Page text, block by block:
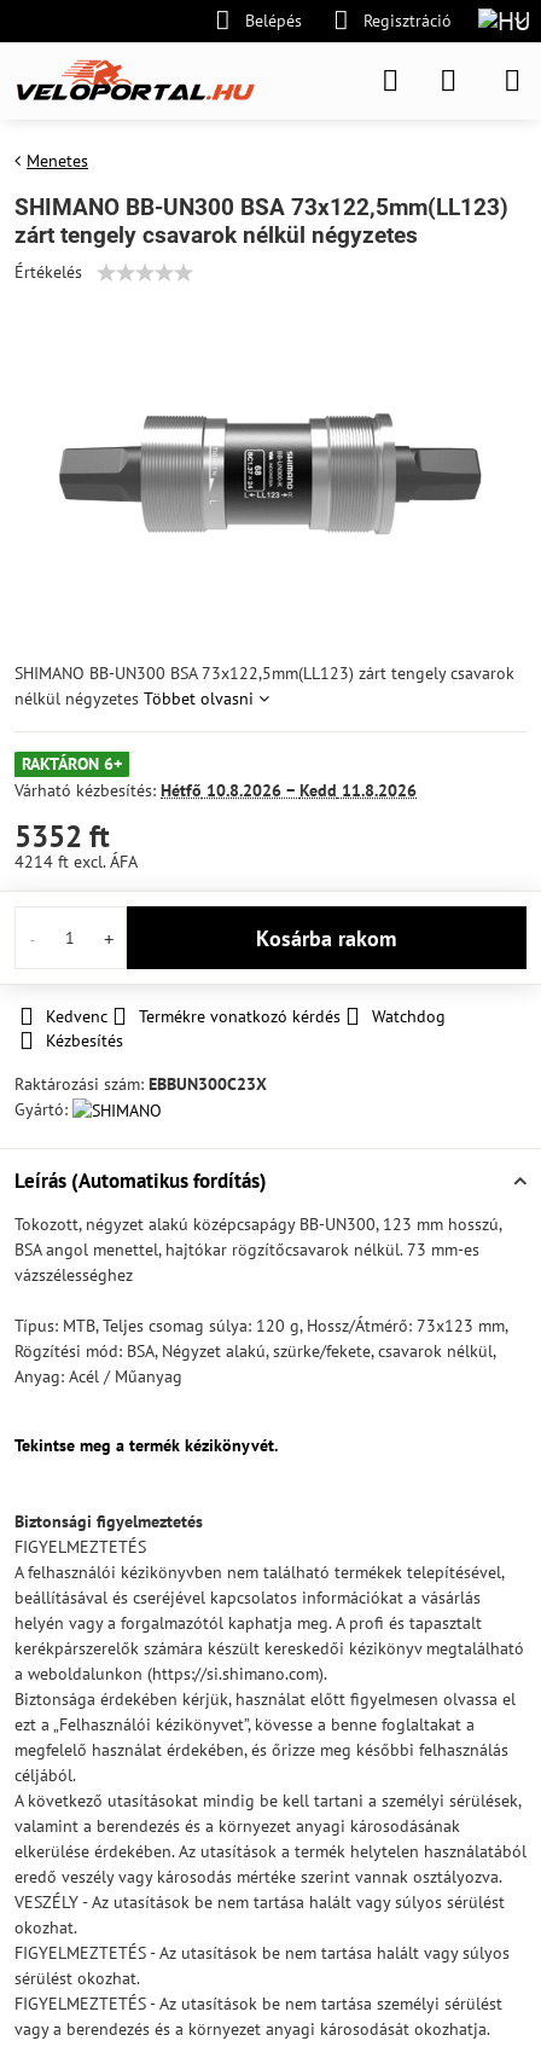
Belépés Regisztráció
Menetes
SHIMANO BB-UN300 BSA 73x122,5mm(LL123)
zárt tengely csavarok nélkül négyzetes
Értékelés
SHIMANO BB-UN300 BSA 73x122,5mm(LL123) zárt tengely csavarok
nélkül négyzetes Többet olvasni
RAKTÁRON 6+
Várható kézbesítés: Hétfő 10.8.2026 − Kedd 11.8.2026
5352 ft
4214 ft excl. ÁFA
Kosárba rakom
Kedvenc Termékre vonatkozó kérdés
Watchdog
Kézbesítés
Raktározási szám: EBBUN300C23X
Gyártó:
Leírás (Automatikus fordítás)
Tokozott, négyzet alakú középcsapágy BB-UN300, 123 mm hosszú,
BSA angol menettel, hajtókar rögzítőcsavarok nélkül. 73 mm-es
vázszélességhez
Típus: MTB, Teljes csomag súlya: 120 g, Hossz/Átmérő: 73x123 mm,
Rögzítési mód: BSA, Négyzet alakú, szürke/fekete, csavarok nélkül,
Anyag: Acél / Műanyag
Tekintse meg a termék kézikönyvét.
Biztonsági figyelmeztetés
FIGYELMEZTETÉS
A felhasználói kézikönyvben nem található termékek telepítésével,
beállításával és cseréjével kapcsolatos információkat a vásárlás
helyén vagy a forgalmazótól kaphatja meg. A profi és tapasztalt
kerékpárszerelők számára készült kereskedői kézikönyv megtalálható
a weboldalunkon (https://si.shimano.com).
Biztonsága érdekében kérjük, használat előtt figyelmesen olvassa el
ezt a „Felhasználói kézikönyvet”, kövesse a benne foglaltakat a
megfelelő használat érdekében, és őrizze meg későbbi felhasználás
céljából.
A következő utasításokat mindig be kell tartani a személyi sérülések,
valamint a berendezés és a környezet anyagi károsodásának
elkerülése érdekében. Az utasítások a termék helytelen használatából
eredő veszély vagy károsodás mértéke szerint vannak osztályozva.
VESZÉLY - Az utasítások be nem tartása halált vagy súlyos sérülést
okozhat.
FIGYELMEZTETÉS - Az utasítások be nem tartása halált vagy súlyos
sérülést okozhat.
FIGYELMEZTETÉS - Az utasítások be nem tartása személyi sérülést
vagy a berendezés és a környezet anyagi károsodását okozhatja.